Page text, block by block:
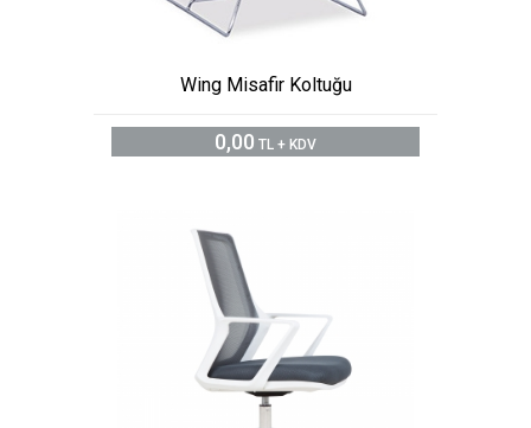
Wing Misafir Koltuğu
0,00 TL + KDV